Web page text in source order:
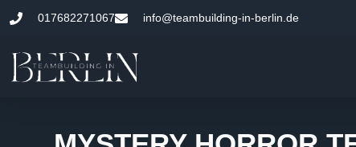
017682271067 info@teambuilding-in-berlin.de